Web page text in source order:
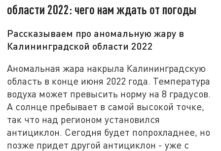
области 2022: чего нам ждать от погоды
Рассказываем про аномальную жару в
Калининградской области 2022
Аномальная жара накрыла Калининградскую
область в конце июня 2022 года. Температура
водуха может превысить норму на 8 градусов.
А солнце пребывает в самой высокой точке,
так что над регионом установился
антициклон. Сегодня будет попрохладнее, но
позже придет другой антициклон - уже с